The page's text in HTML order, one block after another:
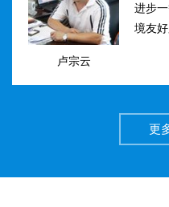
卢宗云
进步
境友
市有
更